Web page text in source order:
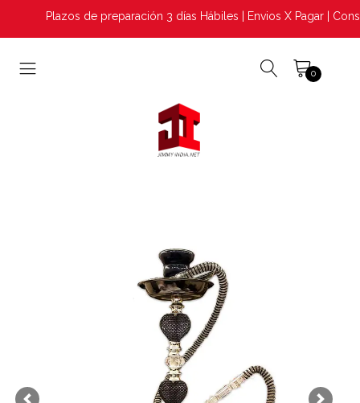
Plazos de preparación 3 días Hábiles | Envios X Pagar |
0